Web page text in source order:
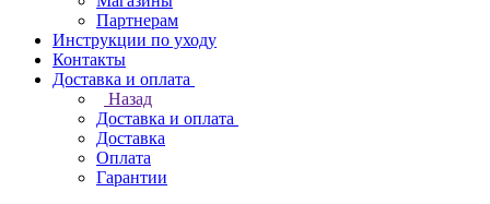
Партнерам
Инструкции по уходу
Контакты
Доставка и оплата
Назад
Доставка и оплата
Доставка
Оплата
Гарантии